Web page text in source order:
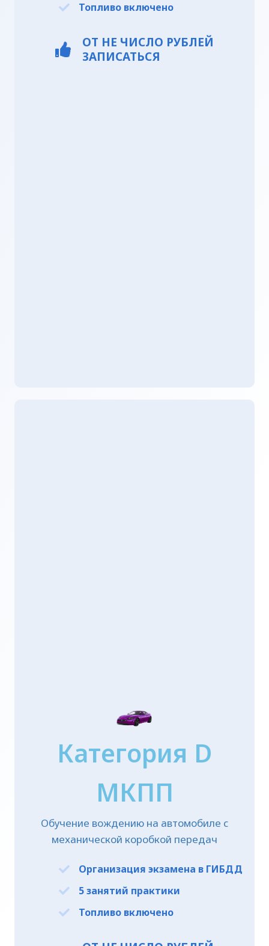
Топливо включено
ОТ НЕ ЧИСЛО РУБЛЕЙ
ЗАПИСАТЬСЯ
Категория D
МКПП
Обучение вождению на автомобиле с
механической коробкой передач
Организация экзамена в ГИБДД
5 занятий практики
Топливо включено